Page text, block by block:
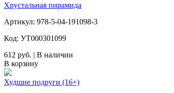
Хрустальная пирамида
Артикул: 978-5-04-191098-3
Код: УТ000301099
612 руб. | В наличии
В корзину
Худшие подруги (16+)